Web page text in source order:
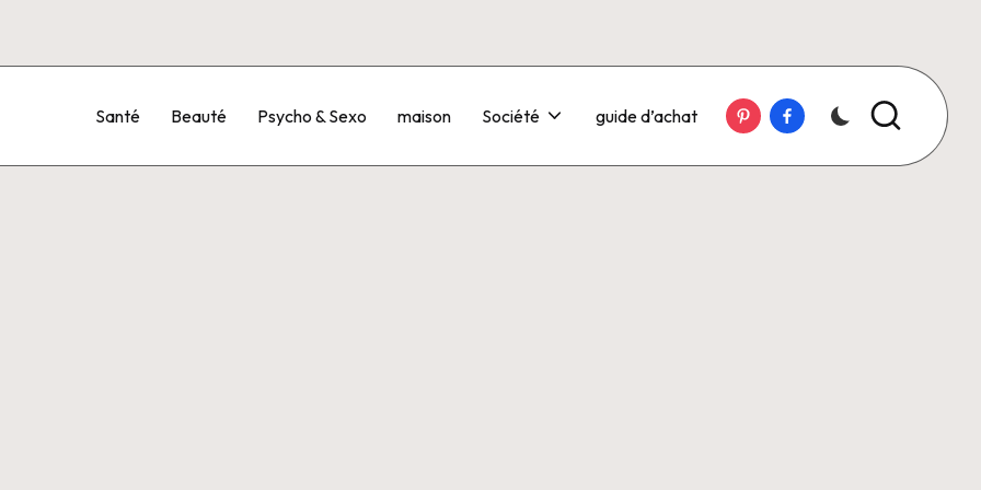
Santé Beauté Psycho & Sexo maison Société guide d’achat PinterestFacebook